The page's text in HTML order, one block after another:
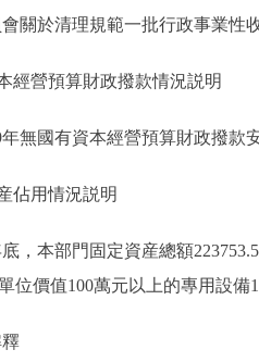
關於清理規範一批行政事業性
營預算財政撥款情況説明
國有資本經營預算財政撥款
用情況説明
本部門固定資産總額
位價值100萬元以上的專用設備